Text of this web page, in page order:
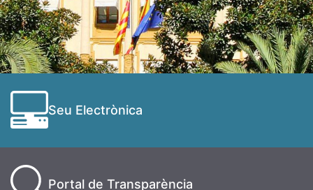
Seu Electrònica
Portal de Transparència